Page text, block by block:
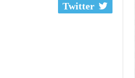
Twitter